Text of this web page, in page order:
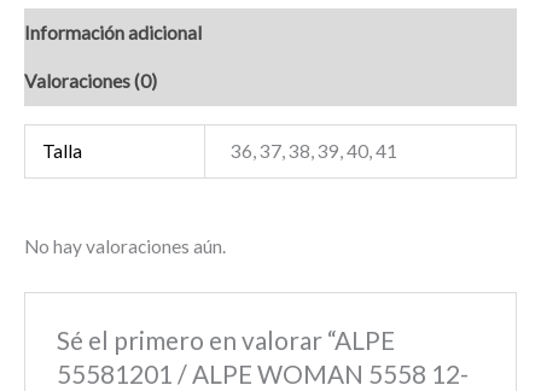
Información adicional
Valoraciones (0)
Talla 36, 37, 38, 39, 40, 41
No hay valoraciones aún.
Sé el primero en valorar “ALPE
55581201 / ALPE WOMAN 5558 12-